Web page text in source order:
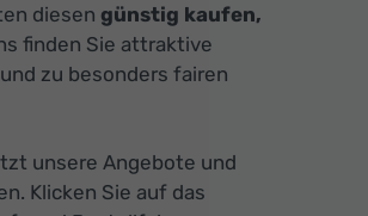
diesen günstig kaufen,
finden Sie attraktive
zu besonders fairen
unsere Angebote und
Klicken Sie auf das